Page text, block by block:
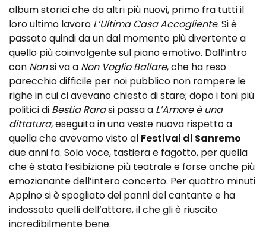
album storici che da altri più nuovi, primo fra tutti il
loro ultimo lavoro L’Ultima Casa Accogliente. Si è
passato quindi da un dal momento più divertente a
quello più coinvolgente sul piano emotivo. Dall’intro
con Nonsi va a Non Voglio Ballare, che ha reso
parecchio difficile per noi pubblico non rompere le
righe in cui ci avevano chiesto di stare; dopo i toni più
politici di Bestia Rarasi passa a L’Amore è una
dittatura, eseguita in una veste nuova rispetto a
quella che avevamo visto al Festival di Sanremo
due anni fa. Solo voce, tastiera e fagotto, per quella
che è stata l’esibizione più teatrale e forse anche più
emozionante dell’intero concerto. Per quattro minuti
Appino si è spogliato dei panni del cantante e ha
indossato quelli dell’attore, il che gli è riuscito
incredibilmente bene.